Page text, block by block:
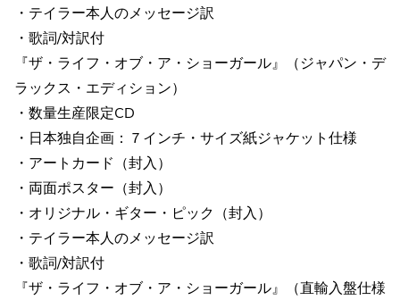
・テイラー本人のメッセージ訳
・歌詞/対訳付
『ザ・ライフ・オブ・ア・ショーガール』（ジャパン・デ
ラックス・エディション）
・数量生産限定CD
・日本独自企画：７インチ・サイズ紙ジャケット仕様
・アートカード（封入）
・両面ポスター（封入）
・オリジナル・ギター・ピック（封入）
・テイラー本人のメッセージ訳
・歌詞/対訳付
『ザ・ライフ・オブ・ア・ショーガール』（直輸入盤仕様